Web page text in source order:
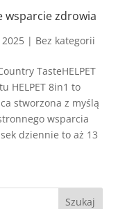
wsparcie zdrowia
| Bez kategorii
TasteHELPET
HELPET 8in1 to
stworzona z myślą
wsparcia
dziennie to aż 13